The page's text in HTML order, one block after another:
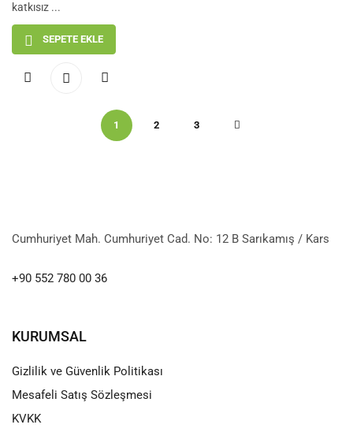
katkısız ...
SEPETE EKLE
1 2 3
Cumhuriyet Mah. Cumhuriyet Cad. No: 12 B Sarıkamış / Kars
+90 552 780 00 36
KURUMSAL
Gizlilik ve Güvenlik Politikası
Mesafeli Satış Sözleşmesi
KVKK